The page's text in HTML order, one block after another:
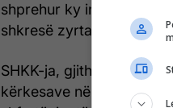
shprehur ky interesim,
shkresë zyrtare lidhur
SHKK-ja, gjithashtu,
kërkesave në nivel